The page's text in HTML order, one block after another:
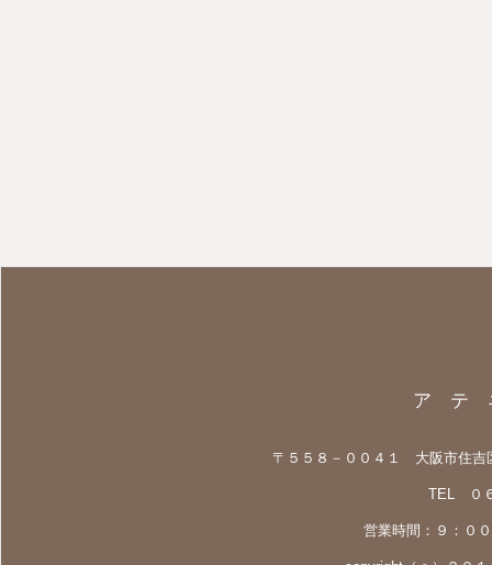
ア テ
〒５５８－００４１ 大阪市住
TEL ０
営業時間：９：０